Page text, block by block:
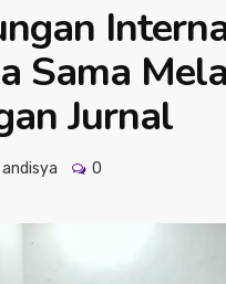
Sama
Jurnal
andisya 0